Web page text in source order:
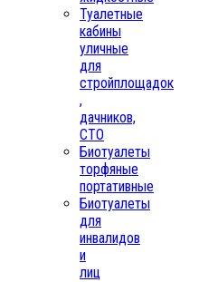
Туалетные
кабины
уличные
для
стройплощадок
,
дачников,
СТО
Биотуалеты
торфяные
портативные
Биотуалеты
для
инвалидов
и
лиц